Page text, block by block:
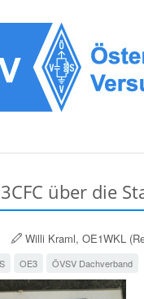
über die
Willi Kraml, OE1WKL
OE3 ÖVSV Dachverband